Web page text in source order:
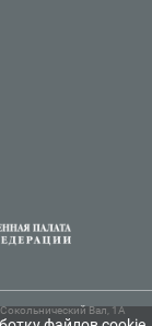
Вал, 1А